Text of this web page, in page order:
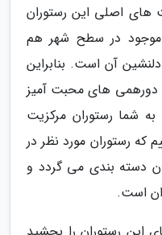
اصلی این رستوران
موجود در سطح شهر هم
آن است. بنابراین
دورهمی های محبت آمیز
به شما رستوران مرکزیت
که رستوران مورد نظر در
دسته بندی می گردد و
است.